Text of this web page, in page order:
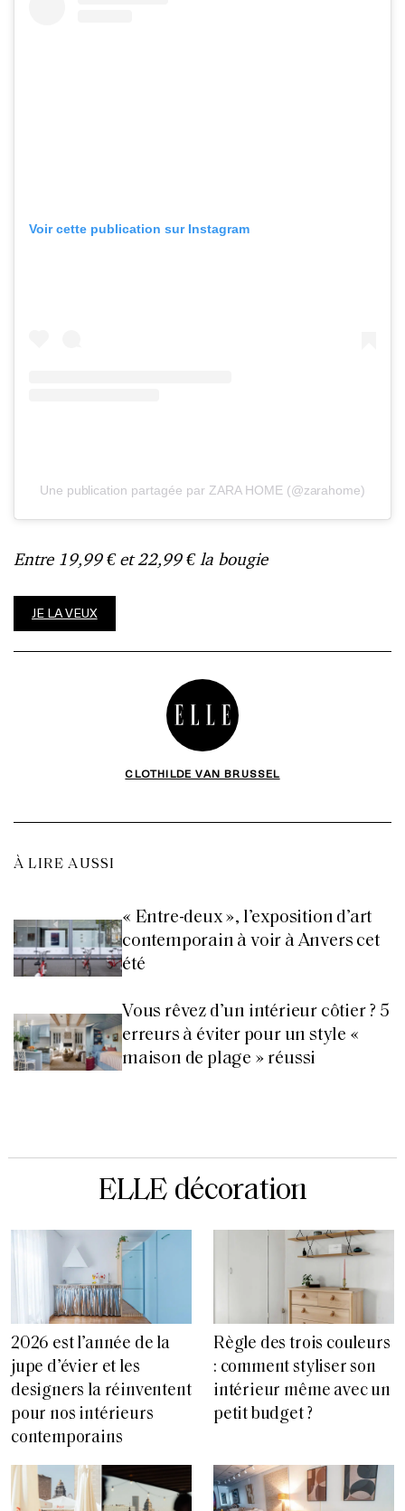
Voir cette publication sur Instagram
Une publication partagée par ZARA HOME (@zarahome)
Entre 19,99 € et 22,99 € la bougie
JE LA VEUX
CLOTHILDE VAN BRUSSEL
À LIRE AUSSI
« Entre-deux », l’exposition d’art
contemporain à voir à Anvers cet
été
Vous rêvez d’un intérieur côtier ? 5
erreurs à éviter pour un style «
maison de plage » réussi
ELLE décoration
2026 est l’année de la
jupe d’évier et les
designers la réinventent
pour nos intérieurs
contemporains
Règle des trois couleurs
: comment styliser son
intérieur même avec un
petit budget ?